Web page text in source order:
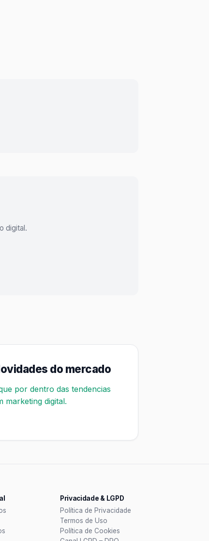
digital.
do mercado
por dentro das tendencias
marketing digital.
Privacidade & LGPD
Política de Privacidade
Termos de Uso
Política de Cookies